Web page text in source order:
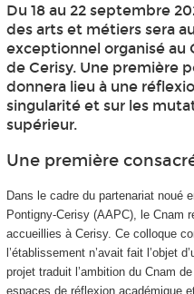
Du 18 au 22 septembre
des arts et métiers sera
exceptionnel organisé
de Cerisy. Une première
donnera lieu à une
singularité et sur les
supérieur.
Une première
Dans le cadre du partenariat noué
Pontigny-Cerisy (AAPC), le Cnam
accueillies à Cerisy. Ce colloque
l’établissement n’avait fait l’objet
projet traduit l’ambition du Cnam
espaces de réflexion académique